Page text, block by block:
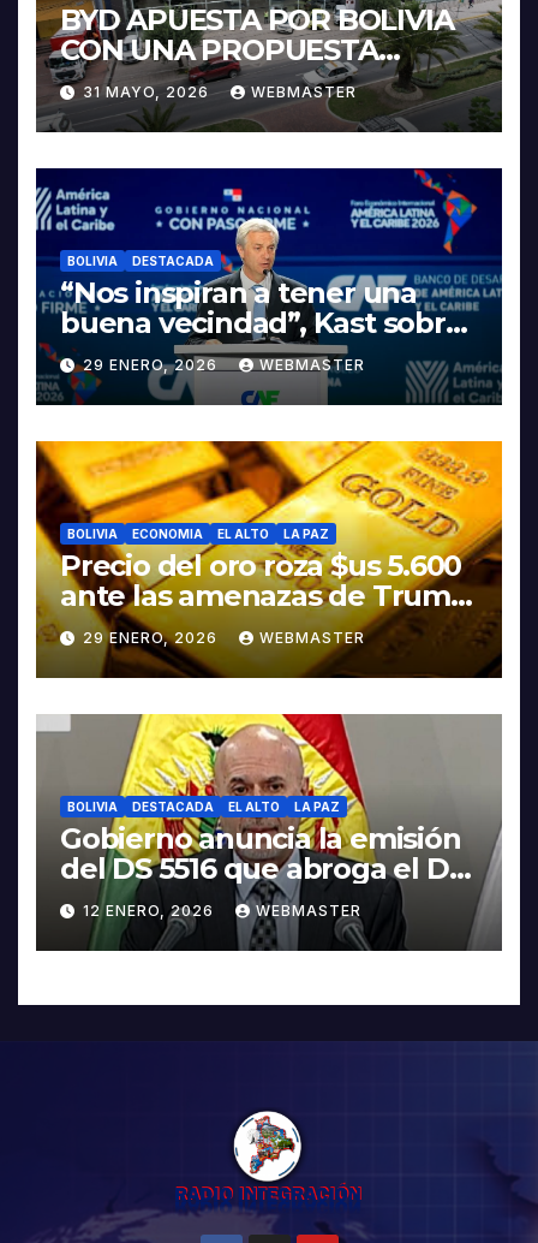
BYD APUESTA POR BOLIVIA
CON UNA PROPUESTA
INTEGRAL PARA IMPULSAR
LA ELECTROMOVILIDAD Y LA
INDUSTRIALIZACIÓN DEL
LITIO
31 MAYO, 2026 WEBMASTER
BOLIVIA DESTACADA
“Nos inspiran a tener una
buena vecindad”, Kast sobre
discurso del presidente
Rodrigo Paz
29 ENERO, 2026 WEBMASTER
BOLIVIA ECONOMIA EL ALTO LA PAZ
Precio del oro roza $us 5.600
ante las amenazas de Trump
contra Irán
29 ENERO, 2026 WEBMASTER
BOLIVIA DESTACADA EL ALTO LA PAZ
Gobierno anuncia la emisión
del DS 5516 que abroga el DS
5503
12 ENERO, 2026 WEBMASTER